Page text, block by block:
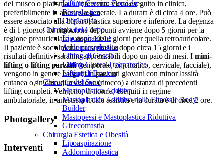
Lifting Cervico-Facciale
Rinoplastica
Otoplastica
Chirurgia del Corpo
Lipoaspirazione
Addominoplastica
Lifting di Coscia
Lifting Gluteo-Trocanterico
Lifting di Braccia
Chirurgia del Seno
Mastoplastica Additiva
Mastoplastica Additiva nelle Fitness e Body
Builder
Mastopessi e Mastoplastica Riduttiva
Ginecomastia
Chirurgia Estetica e Obesità
Lipoaspirazione
Addominoplastica
del muscolo platisma. L’intervento viene eseguito in clinica,
preferibilmente in anestesia generale. La durata è di circa 4 ore. Può
essere associato alla blefaroplastica superiore e inferiore. La degenza
è di 1 giorno. La rimozione dei punti avviene dopo 5 giorni per la
regione preauricolare e dopo 10/12 giorni per quella retroauricolare.
Il paziente è socialmente presentabile dopo circa 15 giorni e i
risultati definitivi saranno apprezzabili dopo un paio di mesi. I mini-
lifting o lifting parziali(temporale, zigomatico, cervicale, facciale),
vengono in genere eseguiti in pazienti giovani con minor lassità
cutanea o, in caso di revisione (ritocco) a distanza di precedenti
lifting completi. Vengono, di norma, eseguiti in regime
ambulatoriale, in anestesia locale assistita e la durata è di circa 2 ore.
Photogallery
Interventi